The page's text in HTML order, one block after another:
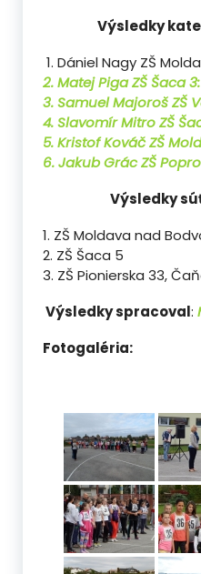
Výsledky
1. Dániel Nagy ZŠ
2. Matej Piga ZŠ Šaca
3. Samuel Majoroš ZŠ
4. Slavomír Mitro ZŠ
5. Kristof Kováč ZŠ
6. Jakub Grác ZŠ
Výsledky
1. ZŠ Moldava nad
2. ZŠ Šaca 5
3. ZŠ Pionierska 33,
Výsledky spracoval:
Fotogaléria: